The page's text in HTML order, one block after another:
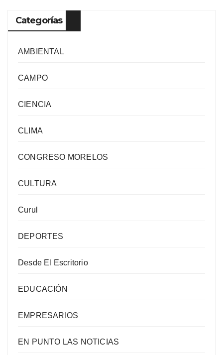
Categorías
AMBIENTAL
CAMPO
CIENCIA
CLIMA
CONGRESO MORELOS
CULTURA
Curul
DEPORTES
Desde El Escritorio
EDUCACIÓN
EMPRESARIOS
EN PUNTO LAS NOTICIAS